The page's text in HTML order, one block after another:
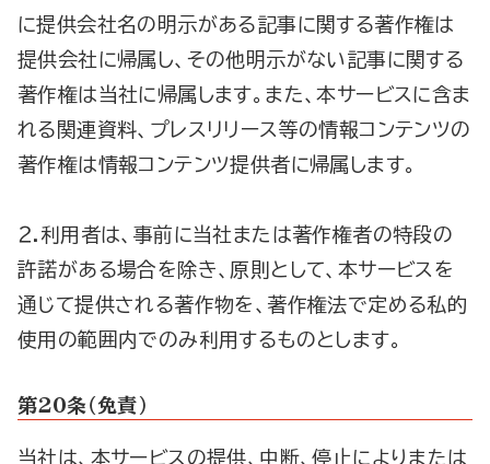
に提供会社名の明示がある記事に関する著作権は
提供会社に帰属し、その他明示がない記事に関する
著作権は当社に帰属します。また、本サービスに含ま
れる関連資料、プレスリリース等の情報コンテンツの
著作権は情報コンテンツ提供者に帰属します。
２.利用者は、事前に当社または著作権者の特段の
許諾がある場合を除き、原則として、本サービスを
通じて提供される著作物を、著作権法で定める私的
使用の範囲内でのみ利用するものとします。
第２０条（免責）
当社は、本サービスの提供、中断、停止によりまたは